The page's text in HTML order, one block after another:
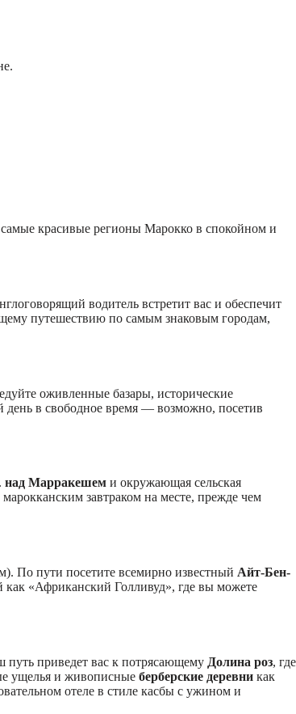
красивые регионы Марокко в спокойном и
водитель встретит вас и обеспечит
путешествию по самым знаковым городам,
оживленные базары, исторические
день в свободное время — возможно, посетив
над Марракешем и окружающая сельская
завтраком на месте, прежде чем
По пути посетите всемирно известный Айт-Бен-
как «Африканский Голливуд», где вы можете
приведет вас к потрясающему Долина роз, где
ущелья и живописные берберские деревни как
отеле в стиле касбы с ужином и